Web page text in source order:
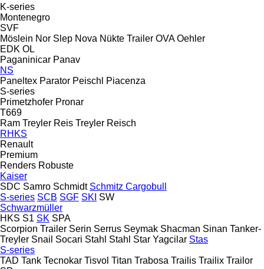
K-series
Montenegro
SVF
Möslein Nor Slep Nova Nükte Trailer OVA Oehler
EDK OL
Paganinicar Panav
NS
Paneltex Parator Peischl
Piacenza
S-series
Primetzhofer Pronar
T669
Ram Treyler Reis Treyler Reisch
RHKS
Renault
Premium
Renders Robuste
Kaiser
SDC Samro Schmidt Schmitz Cargobull
S-series SCB SGF SKI SW
Schwarzmüller
HKS S1 SK SPA
Scorpion Trailer Serin Serrus Seymak Shacman Sinan Tanker-
Treyler Snail Socari Stahl Stahl Star Yagcilar Stas
S-series
TAD Tank Tecnokar Tisvol Titan Trabosa Trailis Trailix Trailor